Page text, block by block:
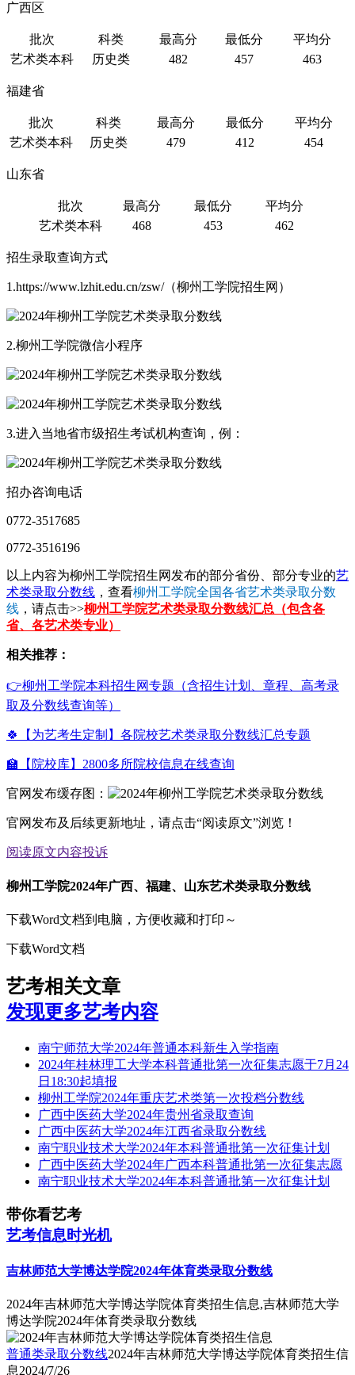
广西区
批次 科类 最高分 最低分
平均分
艺术类本科
历史类 482 457 463
福建省
批次 科类 最高分 最低分
平均分
艺术类本科
历史类 479 412 454
山东省
批次 最高分 最低分
平均分
艺术类本科
468 453 462
招生录取查询方式
1.https://www.lzhit.edu.cn/zsw/（柳州工学院招生网）
2.柳州工学院微信小程序
3.进入当地省市级招生考试机构查询，例：
招办咨询电话
0772-3517685
0772-3516196
以上内容为柳州工学院招生网发布的部分省份、部分专业的艺
术类录取分数线 ，查看柳州工学院全国各省艺术类录取分数
线 ，请点击>>柳州工学院艺术类录取分数线汇总（包含各
省、各艺术类专业）
相关推荐：
👉柳州工学院本科招生网专题（含招生计划、章程、高考录
取及分数线查询等）
🍀【为艺考生定制】各院校艺术类录取分数线汇总专题
🏫【院校库】2800多所院校信息在线查询
官网发布缓存图：
官网发布及后续更新地址，请点击“阅读原文”浏览！
阅读原文内容投诉
柳州工学院2024年广西、福建、山东艺术类录取分数线
下载Word文档到电脑，方便收藏和打印～
下载Word文档
艺考相关文章
发现更多艺考内容
南宁师范大学2024年普通本科新生入学指南
2024年桂林理工大学本科普通批第一次征集志愿于7月24
日18:30起填报
柳州工学院2024年重庆艺术类第一次投档分数线
广西中医药大学2024年贵州省录取查询
广西中医药大学2024年江西省录取分数线
南宁职业技术大学2024年本科普通批第一次征集计划
广西中医药大学2024年广西本科普通批第一次征集志愿
南宁职业技术大学2024年本科普通批第一次征集计划
带你看艺考
艺考信息时光机
吉林师范大学博达学院2024年体育类录取分数线
2024年吉林师范大学博达学院体育类招生信息,吉林师范大学
博达学院2024年体育类录取分数线
普通类录取分数线2024年吉林师范大学博达学院体育类招生信
息2024/7/26